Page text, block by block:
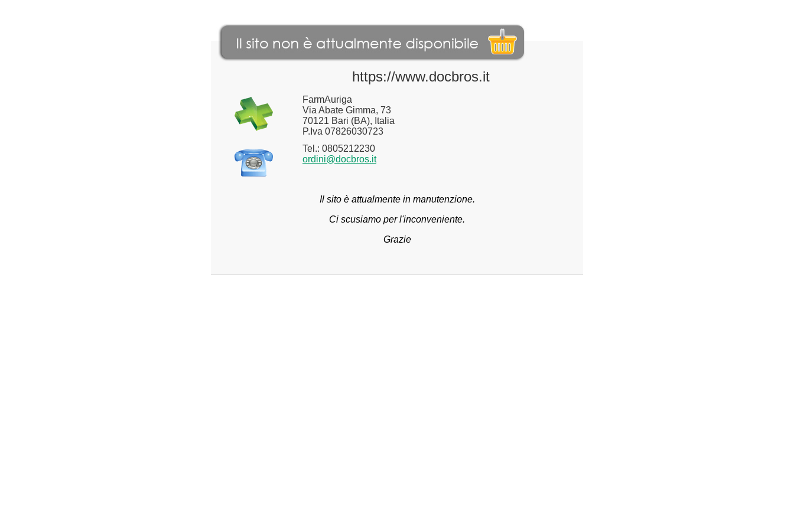
https://www.docbros.it
FarmAuriga
Via Abate Gimma, 73
70121 Bari (BA), Italia
P.Iva 07826030723
Tel.: 0805212230
ordini@docbros.it
Il sito è attualmente in manutenzione.
Ci scusiamo per l'inconveniente.
Grazie